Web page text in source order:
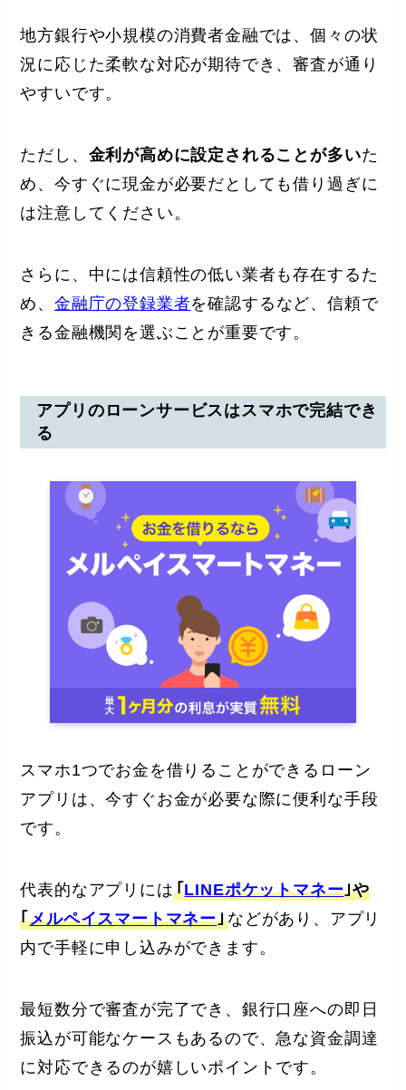
地方銀行や小規模の消費者金融では、個々の状
況に応じた柔軟な対応が期待でき、審査が通り
やすいです。
ただし、 金利が高めに設定されることが多いた
め、今すぐに現金が必要だとしても借り過ぎに
は注意してください。
さらに、中には信頼性の低い業者も存在するた
め、金融庁の登録業者を確認するなど、信頼で
きる金融機関を選ぶことが重要です。
アプリのローンサービスはスマホで完結でき
る
スマホ1つでお金を借りることができるローン
アプリは、今すぐお金が必要な際に便利な手段
です。
代表的なアプリには｢LINEポケットマネー｣や
｢メルペイスマートマネー｣などがあり、アプリ
内で手軽に申し込みができます。
最短数分で審査が完了でき、銀行口座への即日
振込が可能なケースもあるので、急な資金調達
に対応できるのが嬉しいポイントです。